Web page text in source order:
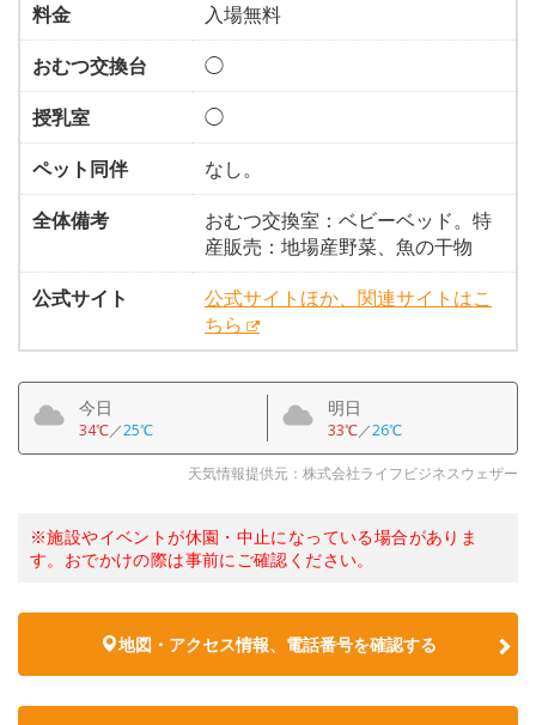
料金
入場無料
おむつ交換台
◯
授乳室
◯
ペット同伴
なし。
全体備考
おむつ交換室：ベビーベッド。特
産販売：地場産野菜、魚の干物
公式サイト
公式サイトほか、関連サイトはこ
ちら
今日
34℃／25℃
明日
33℃／26℃
天気情報提供元：株式会社ライフビジネスウェザー
※施設やイベントが休園・中止になっている場合がありま
す。おでかけの際は事前にご確認ください。
地図・アクセス情報、電話番号を確認する